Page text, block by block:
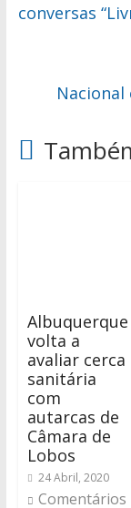
conversas
Albuquerque
volta a
avaliar cerca
sanitária
com
autarcas de
Câmara de
Lobos
24 Abril, 2020
Comentários